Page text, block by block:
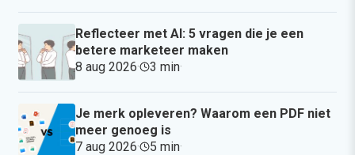
Reflecteer met AI: 5 vragen die je een
betere marketeer maken
8 aug 2026· 3 min·
Je merk opleveren? Waarom een PDF niet
meer genoeg is
7 aug 2026· 5 min·